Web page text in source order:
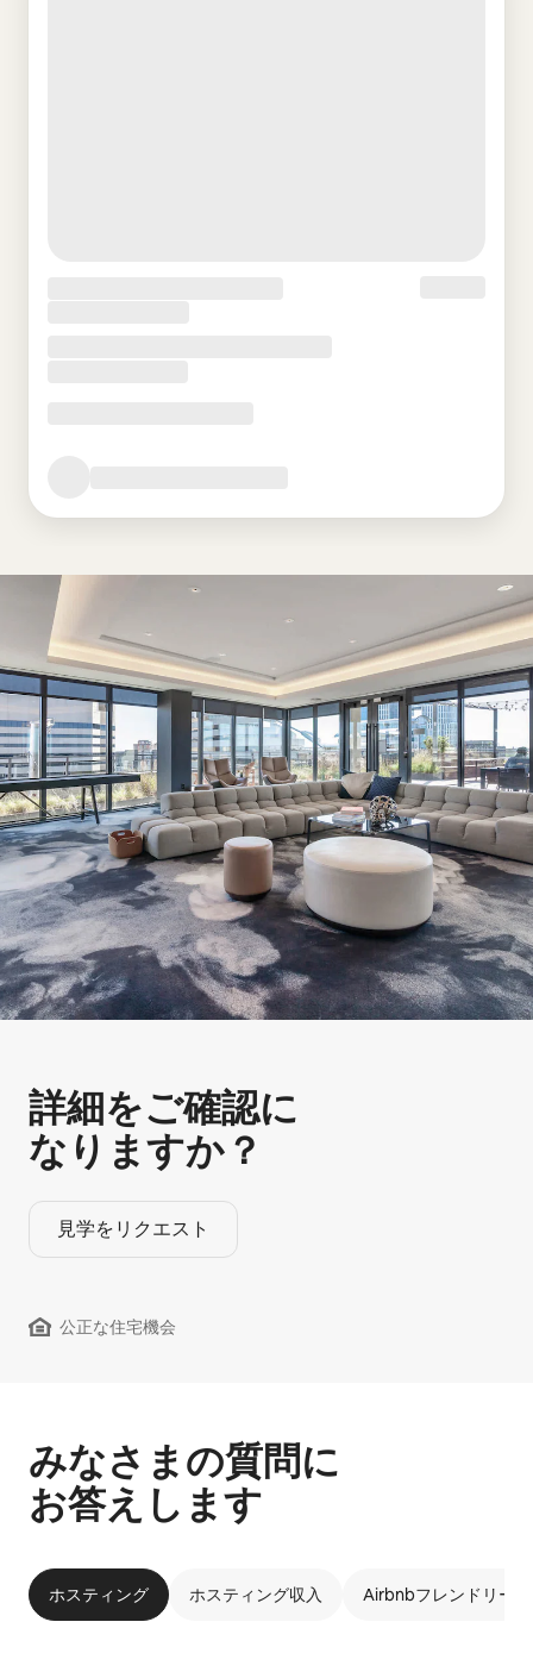
詳細をご確認に
なりますか？
見学をリクエスト
公正な住宅機会
みなさまの質問に
お答えします
ホスティング ホスティング収入 Airbnbフレンドリー